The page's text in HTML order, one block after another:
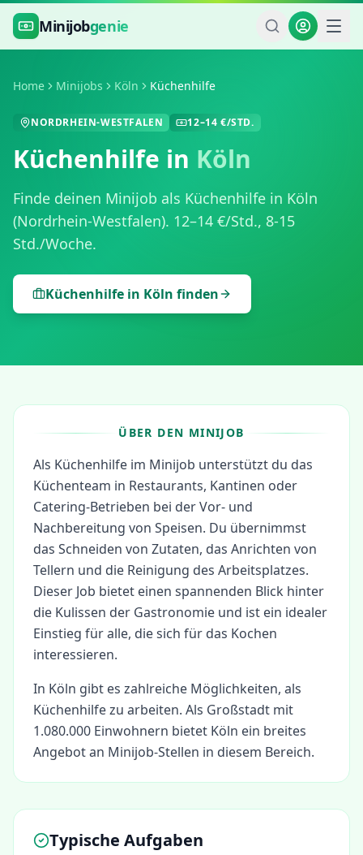
Zum Hauptinhalt springen
Minijobgenie
Home Minijobs Köln Küchenhilfe
NORDRHEIN-WESTFALEN 12–14 €/STD.
Küchenhilfe in Köln
Finde deinen Minijob als Küchenhilfe in Köln
(Nordrhein-Westfalen). 12–14 €/Std., 8-15
Std./Woche.
Küchenhilfe in Köln finden
ÜBER DEN MINIJOB
Als Küchenhilfe im Minijob unterstützt du das
Küchenteam in Restaurants, Kantinen oder
Catering-Betrieben bei der Vor- und
Nachbereitung von Speisen. Du übernimmst
das Schneiden von Zutaten, das Anrichten von
Tellern und die Reinigung des Arbeitsplatzes.
Dieser Job bietet einen spannenden Blick hinter
die Kulissen der Gastronomie und ist ein idealer
Einstieg für alle, die sich für das Kochen
interessieren.
In Köln gibt es zahlreiche Möglichkeiten, als
Küchenhilfezu arbeiten. Als Großstadt mit
1.080.000 Einwohnern bietet Köln ein breites
Angebot an Minijob-Stellen in diesem Bereich.
Typische Aufgaben